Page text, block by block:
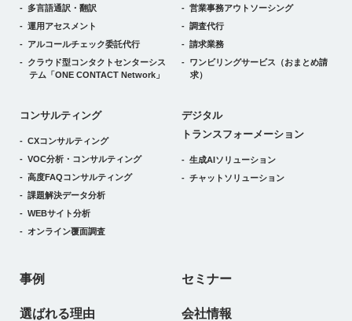
多言語通訳・翻訳
運用アセスメント
アルコールチェック委託代行
クラウド型コンタクトセンターシス
テム 「ONE CONTACT Network」
営業事務アウトソーシング
調査代行
請求業務
ワンビリングサービス （おまとめ請
求）
コンサルティング
CXコンサルティング
VOC分析・コンサルティング
高度FAQコンサルティング
課題解決データ分析
WEBサイト分析
オンライン覆面調査
デジタルトランスフォーメーション
デジタル
トランスフォーメーション
生成AIソリューション
チャットソリューション
事例 セミナー
選ばれる理由 会社情報